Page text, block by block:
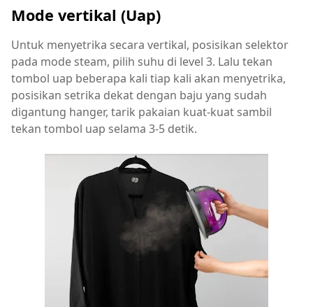
Mode vertikal (Uap)
Untuk menyetrika secara vertikal, posisikan selektor
pada mode steam, pilih suhu di level 3. Lalu tekan
tombol uap beberapa kali tiap kali akan menyetrika,
posisikan setrika dekat dengan baju yang sudah
digantung hanger, tarik pakaian kuat-kuat sambil
tekan tombol uap selama 3-5 detik.